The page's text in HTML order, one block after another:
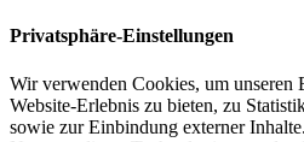
Privatsphäre-Einstellungen
Wir verwenden Cookies, um unseren
Website-Erlebnis zu bieten, zu
sowie zur Einbindung externer